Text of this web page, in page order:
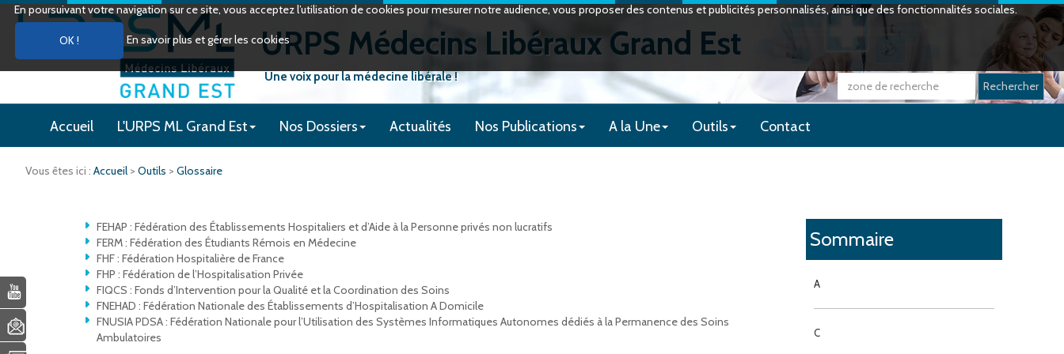
En poursuivant votre navigation sur ce site, vous acceptez l’utilisation de cookies pour mesurer notre audience, vous proposer des contenus et publicités personnalisés, ainsi que des fonctionnalités sociales.
En savoir plus et gérer les cookiesURPS Médecins Libéraux Grand Est
Une voix pour la médecine libérale !
Accueil L'URPS ML Grand Est Nos Dossiers Actualités Nos Publications A la Une Outils Contact
Rechercher
Vous êtes ici : Accueil > Outils > Glossaire
FEHAP : Fédération des Établissements Hospitaliers et d’Aide à la Personne privés non lucratifs
FERM : Fédération des Étudiants Rémois en Médecine
FHF : Fédération Hospitalière de France
FHP : Fédération de l’Hospitalisation Privée
FIQCS : Fonds d’Intervention pour la Qualité et la Coordination des Soins
FNEHAD : Fédération Nationale des Établissements d’Hospitalisation A Domicile
FNUSIA PDSA : Fédération Nationale pour l’Utilisation des Systèmes Informatiques Autonomes dédiés à la Permanence des Soins
Ambulatoires
Sommaire
A
C